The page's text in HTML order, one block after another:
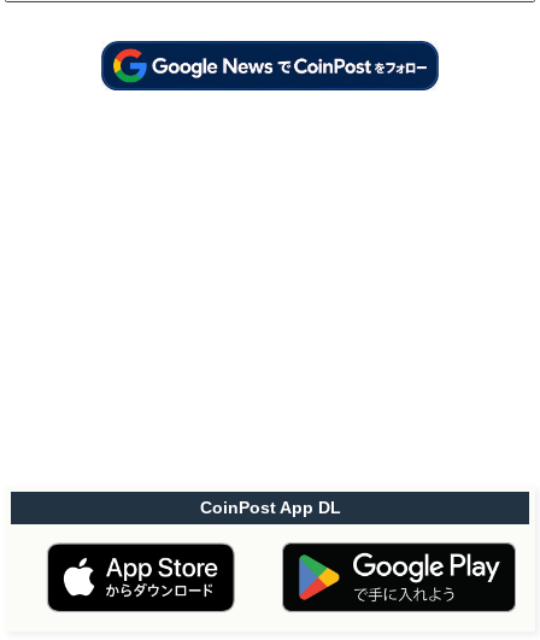
CoinPost App DL